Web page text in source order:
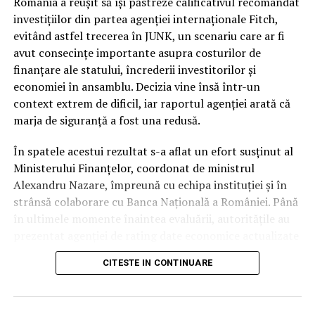
În ciuda acestor vulnerabilități și a presiunii uriașe pe
finanțele publice, autoritățile române au reușit să evite
scenariul negativ. Întrebarea esențială este cum a fost
posibil acest lucru, în condițiile în care datele
economice brute erau deja cunoscute de piețe.
Răspunsul nu a stat în prezentarea unor indicatori noi,
ci în garanțiile de conduită fiscală. În timp ce
autoritatea altor actori politici s-a erodat considerabil
pe parcursul mandatului, Nicușor Dan a rămas
interlocutorul strategic în care partenerii externi au
avut încredere totală.
Presedinția ca garant al
disciplinei bugetare
investițiilor din partea agenției internaționale Fitch,
evitând astfel trecerea în JUNK, un scenariu care ar fi
avut consecințe importante asupra costurilor de
finanțare ale statului, încrederii investitorilor și
economiei în ansamblu. Decizia vine însă într-un
context extrem de dificil, iar raportul agenției arată că
marja de siguranță a fost una redusă.
În spatele acestui rezultat s-a aflat un efort susținut al
Ministerului Finanțelor, coordonat de ministrul
Alexandru Nazare, împreună cu echipa instituției și în
strânsă colaborare cu Banca Națională a României. Până
în ultimele momente înaintea evaluării, autoritățile au
și argumente tehnice privind evoluția finanțelor publice
și măsurile adoptate pentru consolidarea fiscală.
Potrivit informațiilor prezentate, România a venit în
CITESTE IN CONTINUARE